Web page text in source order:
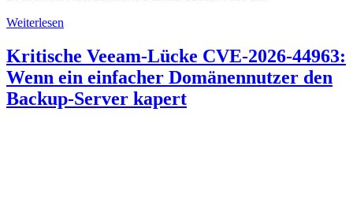
Weiterlesen
Kritische Veeam-Lücke CVE-2026-44963:
Wenn ein einfacher Domänennutzer den
Backup-Server kapert